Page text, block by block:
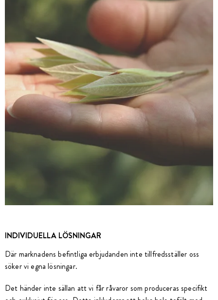
INDIVIDUELLA LÖSNINGAR
Där marknadens befintliga erbjudanden inte tillfredsställer oss
söker vi egna lösningar.
Det händer inte sällan att vi får råvaror som produceras specifikt